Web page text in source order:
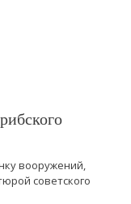
вооружений,
советского